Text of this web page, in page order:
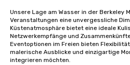
Unsere Lage am Wasser in der Berkeley
Veranstaltungen eine unvergessliche
Küstenatmosphäre bietet eine ideale
Netzwerkempfänge und
Eventoptionen im Freien bieten
malerische Ausblicke und einzigartige
integrieren möchten.